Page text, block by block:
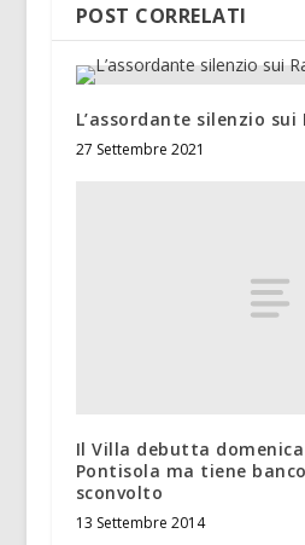
POST CORRELATI
L’assordante silenzio sui
27 Settembre 2021
Il Villa debutta
Pontisola ma tiene
sconvolto
13 Settembre 2014